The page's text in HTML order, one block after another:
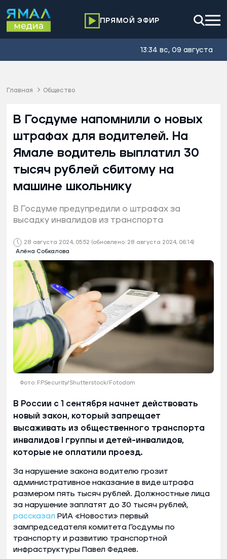
ПРЯМОЙ ЭФИР
13:34 вс, 09 августа
Главная Общество
28 августа 2024, 05:52 (обновлено: 28 августа 2024, 06:14)
Алёна Собкалова
В Госдуме напомнили о новых
штрафах для водителей. На
Ямале водитель выплатил 30
тысяч рублей сбитому на
машине школьнику
В Госдуме предупредили о штрафах за
высадку инвалидов из транспорта
Фото: FPSecurity/Shutterstock/Fotodom
В России с 1 сентября начнет действовать
новый закон, который запрещает
высаживать из общественного транспорта
инвалидов I группы и детей-инвалидов,
которые не оплатили проезд.
За нарушение закона водителю грозит
административное наказание в виде штрафа
размером пять тысяч рублей. Должностные лица
за нарушение заплатят до 30 тысяч рублей,
рассказал РИА «Новости» первый
зампредседателя комитета Госдумы по
транспорту и развитию транспортной
инфраструктуры Павел Федяев.